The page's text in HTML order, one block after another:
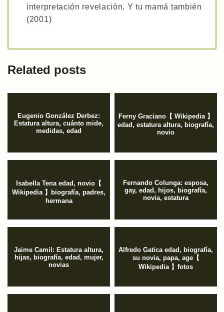
interpretación revelación, Y tu mamá también
(2001)
Related posts
Eugenio González Derbez:
Estatura altura, cuánto mide,
medidas, edad
Ferny Graciano【 Wikipedia 】
edad, estatura altura, biografía,
novio
Isabella Tena edad, novio【
Wikipedia 】biografía, padres,
hermana
Fernando Colunga: esposa,
gay, edad, hijos, biografía,
novia, estatura
Jaime Camil: Estatura altura,
hijas, biografía, edad, mujer,
novias
Alfredo Gatica edad, biografía,
su novia, papa, age【
Wikipedia 】fotos